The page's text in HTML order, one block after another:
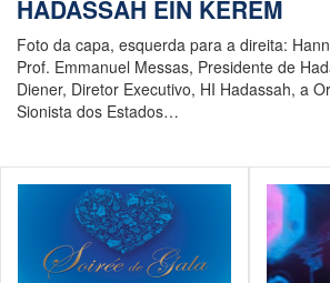
HADASSAH EIN KEREM
Foto da capa, esquerda para a direita:
Prof. Emmanuel Messas, Presidente de
Diener, Diretor Executivo, HI Hadassah, a
Sionista dos Estados…